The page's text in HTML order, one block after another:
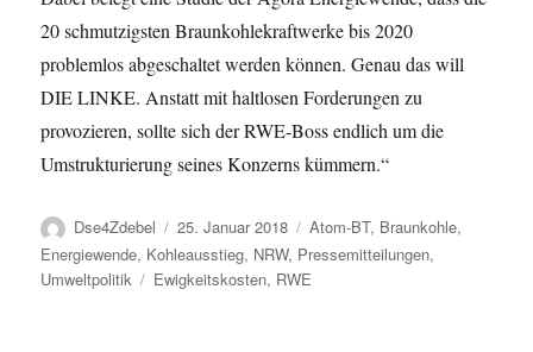
20 schmutzigsten Braunkohlekraftwerke bis 2020
problemlos abgeschaltet werden können. Genau das will
DIE LINKE. Anstatt mit haltlosen Forderungen zu
provozieren, sollte sich der RWE-Boss endlich um die
Umstrukturierung seines Konzerns kümmern.“
Autor
Dse4Zdebel
Veröffentlicht
am
25. Januar 2018 Kategorien
Atom-BT, Braunkohle,
Energiewende, Kohleausstieg, NRW, Pressemitteilungen,
Umweltpolitik
Schlagwörter
Ewigkeitskosten, RWE